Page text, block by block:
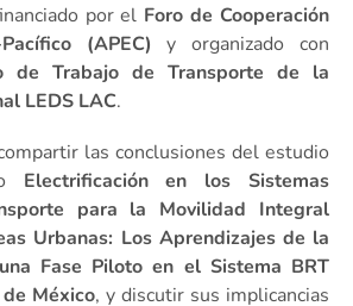
por el Foro de Cooperación
(APEC) y organizado con
de Trabajo de Transporte de la
LEDS LAC.
las conclusiones del estudio
Electrificación en los Sistemas
para la Movilidad Integral
Urbanas: Los Aprendizajes de la
Fase Piloto en el Sistema BRT
México, y discutir sus implicancias